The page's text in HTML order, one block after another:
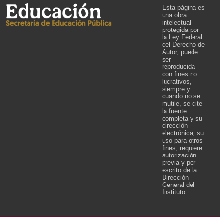
Esta página es
una obra
intelectual
protegida por
la Ley Federal
del Derecho de
Autor, puede
ser
reproducida
con fines no
lucrativos,
siempre y
cuando no se
mutile, se cite
la fuente
completa y su
dirección
electrónica; su
uso para otros
fines, requiere
autorización
previa y por
escrito de la
Dirección
General del
Instituto.